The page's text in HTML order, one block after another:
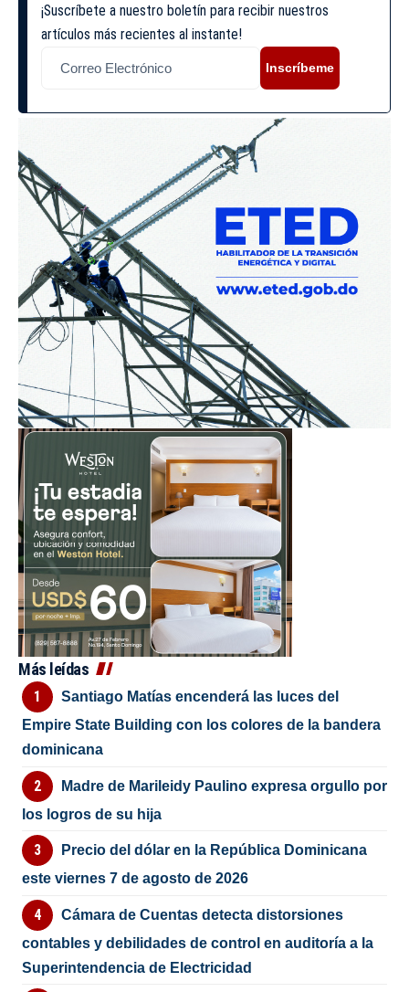
¡Suscríbete a nuestro boletín para recibir nuestros
artículos más recientes al instante!
Inscríbeme
Más leídas
Santiago Matías encenderá las luces del
Empire State Building con los colores de la bandera
dominicana
Madre de Marileidy Paulino expresa orgullo por
los logros de su hija
Precio del dólar en la República Dominicana
este viernes 7 de agosto de 2026
Cámara de Cuentas detecta distorsiones
contables y debilidades de control en auditoría a la
Superintendencia de Electricidad